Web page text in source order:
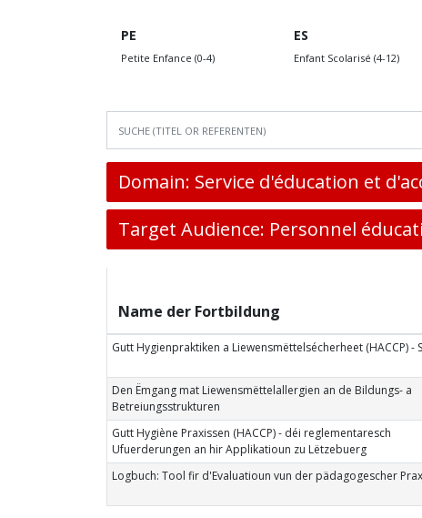
PE
Petite Enfance (0-4)
ES
Enfant Scolarisé (4-12)
Domain: Service d'éducation et
Target Audience: Personnel
Name der Fortbildung
Gutt Hygienpraktiken a Liewensmëttelsécherheet (HACCP) -
Den Ëmgang mat Liewensmëttelallergien an de Bildungs- a
Betreiungsstrukturen
Gutt Hygiène Praxissen (HACCP) - déi reglementaresch
Ufuerderungen an hir Applikatioun zu Lëtzebuerg
Logbuch: Tool fir d'Evaluatioun vun der pädagogescher